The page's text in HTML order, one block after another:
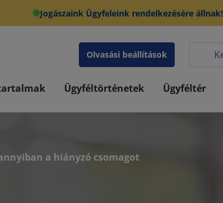
Jogászaink Ügyfeleink rendelkezésére állnak!
Olvasási beállítások
Ügyféltörténetek Ügyféltér
a hiányzó csomagot